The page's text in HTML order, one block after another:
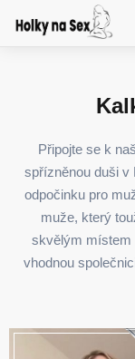
Připojte se k
spřízněnou duši v
odpočinku pro
muže, který
skvělým místem
vhodnou